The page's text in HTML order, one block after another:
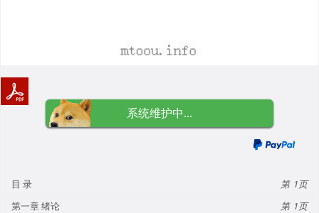
系统维护中...
目 录
1
第一章 绪论
1